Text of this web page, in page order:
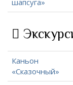
шапсуга»
Каньон
«Сказочный»